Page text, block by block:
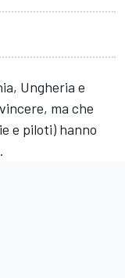
Ungheria e
ma che
e piloti) hanno